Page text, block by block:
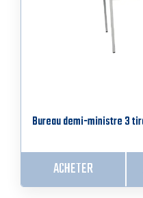
Bureau demi-ministre 3
ACHETER